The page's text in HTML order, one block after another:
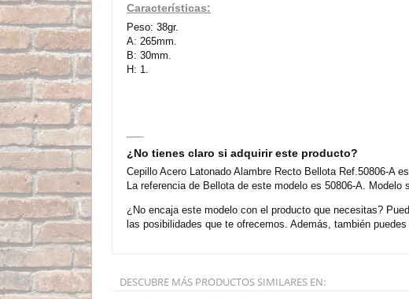
Características:
Peso: 38gr.
A: 265mm.
B: 30mm.
H: 1.
¿No tienes claro si adquirir este producto?
Cepillo Acero Latonado Alambre Recto Bellota Ref.50806-A
La referencia de Bellota de este modelo es 50806-A.
¿No encaja este modelo con el producto que necesitas?
las posibilidades que te ofrecemos. Además, también
DESCUBRE MÁS PRODUCTOS SIMILARES EN: